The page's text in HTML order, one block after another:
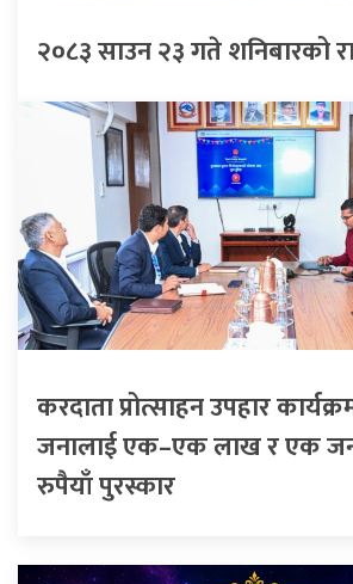
२०८३ साउन २३ गते शनिबारको
करदाता प्रोत्साहन उपहार
जनालाई एक–एक लाख र एक
रुपैयाँ पुरस्कार